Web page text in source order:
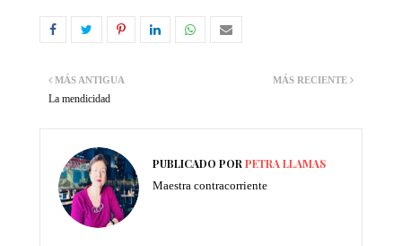
MÁS RECIENTE
MÁS ANTIGUA
La mendicidad
PUBLICADO PORPETRA LLAMAS
Maestra contracorriente